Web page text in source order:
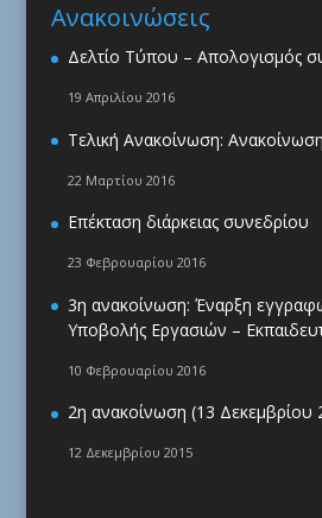
Ανακοινώσεις
Δελτίο Τύπου – Απολογισμός
19 Απριλίου 2016
Τελική Ανακοίνωση:
22 Μαρτίου 2016
Επέκταση διάρκειας συνεδρίου
23 Φεβρουαρίου 2016
3η ανακοίνωση: Έναρξη
Υποβολής Εργασιών –
10 Φεβρουαρίου 2016
2η ανακοίνωση (13 Δεκεμβρίου
12 Δεκεμβρίου 2015